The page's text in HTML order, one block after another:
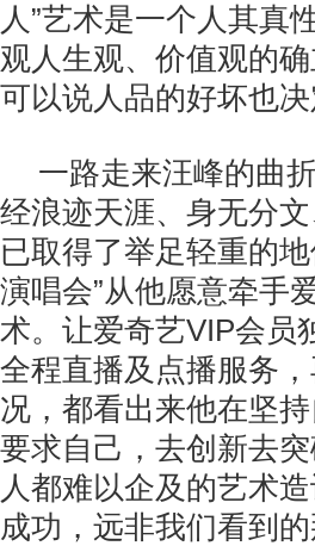
人”艺术是一个人其真
观人生观、价值观的
可以说人品的好坏也
一路走来汪峰的曲
经浪迹天涯、身无分
已取得了举足轻重的
演唱会”从他愿意牵手
术。让爱奇艺VIP会员
全程直播及点播服务
况，都看出来他在坚
要求自己，去创新去
人都难以企及的艺术
成功，远非我们看到的